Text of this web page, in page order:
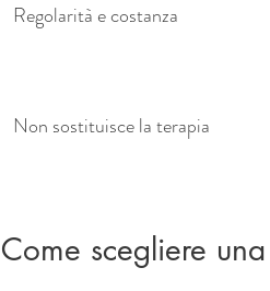
Regolarità e costanza
Non sostituisce la terapia
Come scegliere